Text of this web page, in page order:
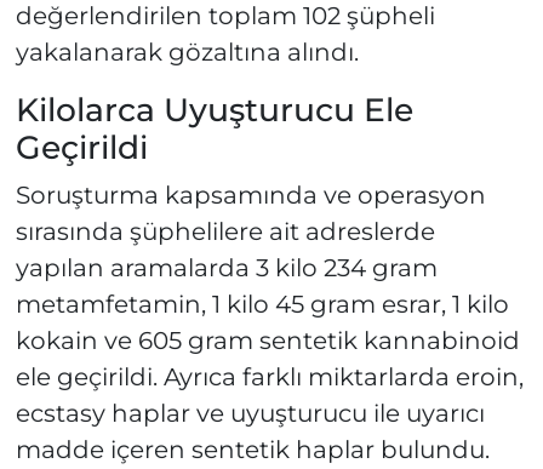
değerlendirilen toplam 102 şüpheli
yakalanarak gözaltına alındı.
Kilolarca Uyuşturucu Ele
Geçirildi
Soruşturma kapsamında ve operasyon
sırasında şüphelilere ait adreslerde
yapılan aramalarda 3 kilo 234 gram
metamfetamin, 1 kilo 45 gram esrar, 1 kilo
kokain ve 605 gram sentetik kannabinoid
ele geçirildi. Ayrıca farklı miktarlarda eroin,
ecstasy haplar ve uyuşturucu ile uyarıcı
madde içeren sentetik haplar bulundu.